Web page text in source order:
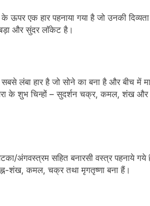
ऊपर एक हार पहनाया गया है जो उनकी
बड़ा और सुंदर लॉकेट है।
लंबा हार है जो सोने का बना है और बीच
के शुभ चिन्हों – सुदर्शन चक्र, कमल, शंख
अंगवस्त्रम सहित बनारसी वस्त्र पहनाये
शंख, कमल, चक्र तथा मृगतृष्णा बना हैं।